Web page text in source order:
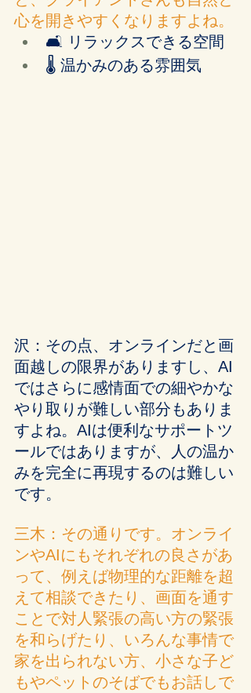
心を開きやすくなりますよね。
🛋️ リラックスできる空間
🌡️ 温かみのある雰囲気
沢：その点、オンラインだと画
面越しの限界がありますし、AI
ではさらに感情面での細やかな
やり取りが難しい部分もありま
すよね。AIは便利なサポートツ
ールではありますが、人の温か
みを完全に再現するのは難しい
です。
三木：その通りです。オンライ
ンやAIにもそれぞれの良さがあ
って、例えば物理的な距離を超
えて相談できたり、画面を通す
ことで対人緊張の高い方の緊張
を和らげたり、いろんな事情で
家を出られない方、小さな子ど
もやペットのそばでもお話しで